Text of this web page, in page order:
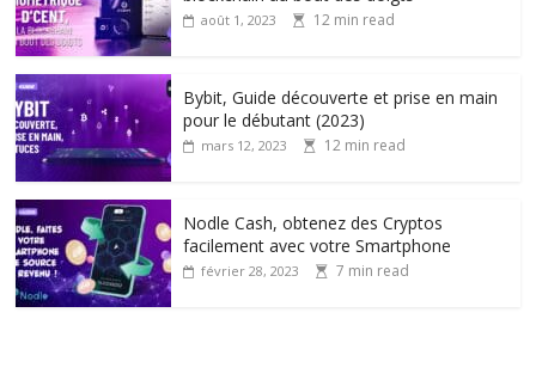
août 1, 2023 12 min read
Bybit, Guide découverte et prise en main
pour le débutant (2023)
mars 12, 2023 12 min read
Nodle Cash, obtenez des Cryptos
facilement avec votre Smartphone
février 28, 2023 7 min read